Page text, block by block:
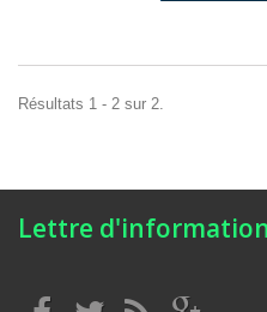
Résultats 1 - 2 sur 2.
Lettre